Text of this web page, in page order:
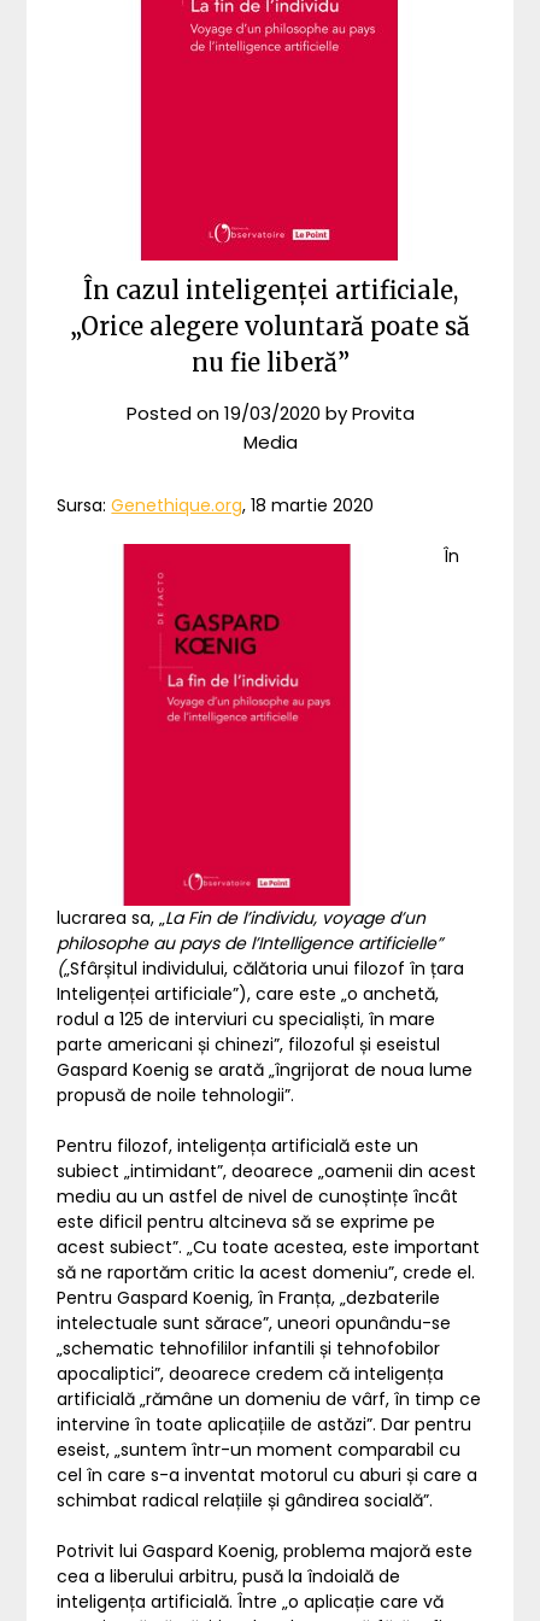
În cazul inteligenței artificiale,
„Orice alegere voluntară poate să
nu fie liberă”
Posted on19/03/2020 byProvita
Media
Sursa:Genethique.org, 18 martie 2020
În
lucrarea sa, „La Fin de l’individu, voyage d’un
philosophe au pays de l’Intelligence artificielle”
(„Sfârșitul individului, călătoria unui filozof în țara
Inteligenței artificiale”), care este „o anchetă,
rodul a 125 de interviuri cu specialiști, în mare
parte americani și chinezi”, filozoful și eseistul
Gaspard Koenig se arată „îngrijorat de noua lume
propusă de noile tehnologii”.
Pentru filozof, inteligența artificială este un
subiect „intimidant”, deoarece „oamenii din acest
mediu au un astfel de nivel de cunoștințe încât
este dificil pentru altcineva să se exprime pe
acest subiect”. „Cu toate acestea, este important
să ne raportăm critic la acest domeniu”, crede el.
Pentru Gaspard Koenig, în Franța, „dezbaterile
intelectuale sunt sărace”, uneori opunându-se
„schematic tehnofililor infantili și tehnofobilor
apocaliptici”, deoarece credem că inteligența
artificială „rămâne un domeniu de vârf, în timp ce
intervine în toate aplicațiile de astăzi”. Dar pentru
eseist, „suntem într-un moment comparabil cu
cel în care s-a inventat motorul cu aburi și care a
schimbat radical relațiile și gândirea socială”.
Potrivit lui Gaspard Koenig, problema majoră este
cea a liberului arbitru, pusă la îndoială de
inteligența artificială. Între „o aplicație care vă